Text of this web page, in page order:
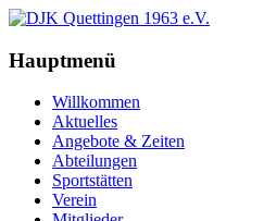
Hauptmenü
Willkommen
Aktuelles
Angebote & Zeiten
Abteilungen
Sportstätten
Verein